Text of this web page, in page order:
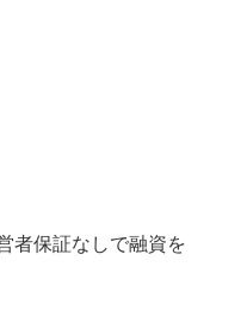
者保証なしで融資を